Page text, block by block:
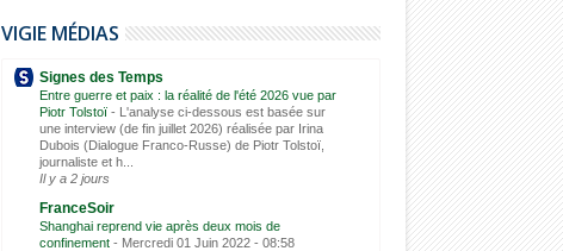
VIGIE MÉDIAS
Signes des Temps
Entre guerre et paix : la réalité de l'été 2026 vue par
Piotr Tolstoï - L'analyse ci-dessous est basée sur
une interview (de fin juillet 2026) réalisée par Irina
Dubois (Dialogue Franco-Russe) de Piotr Tolstoï,
journaliste et h...
Il y a 2 jours
FranceSoir
Shanghai reprend vie après deux mois de
confinement - Mercredi 01 Juin 2022 - 08:58